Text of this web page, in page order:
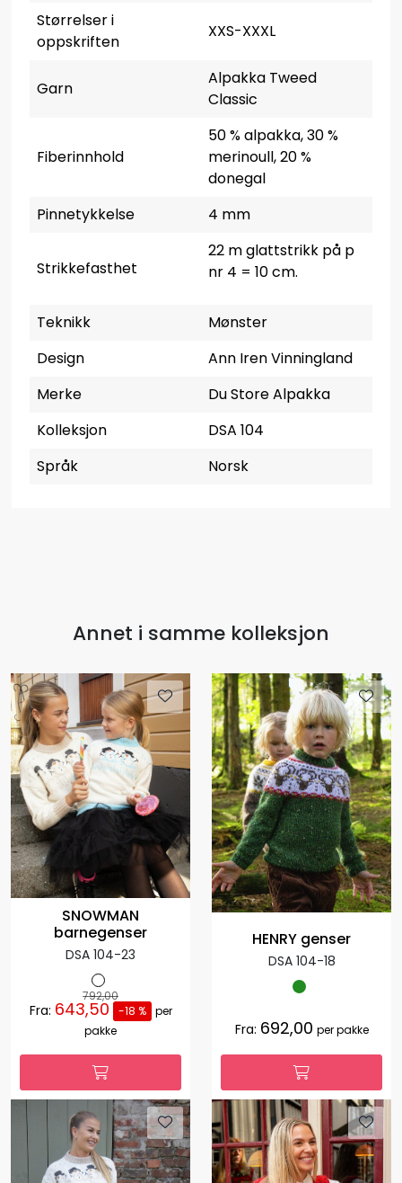
Størrelser i
oppskriften
XXS-XXXL
Garn
Alpakka Tweed
Classic
Fiberinnhold
50 % alpakka, 30 %
merinoull, 20 %
donegal
Pinnetykkelse
4 mm
Strikkefasthet
22 m glattstrikk på p
nr 4 = 10 cm.
Teknikk
Mønster
Design
Ann Iren Vinningland
Merke
Du Store Alpakka
Kolleksjon
DSA 104
Språk
Norsk
Annet i samme kolleksjon
SNOWMAN
barnegenser
DSA 104-23
792,00
Fra: 643,50 -18 %
per
pakke
HENRY genser
DSA 104-18
Fra: 692,00 per pakke